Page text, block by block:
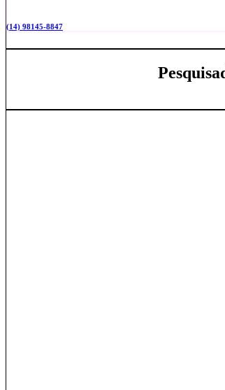
(14) 98145-8847